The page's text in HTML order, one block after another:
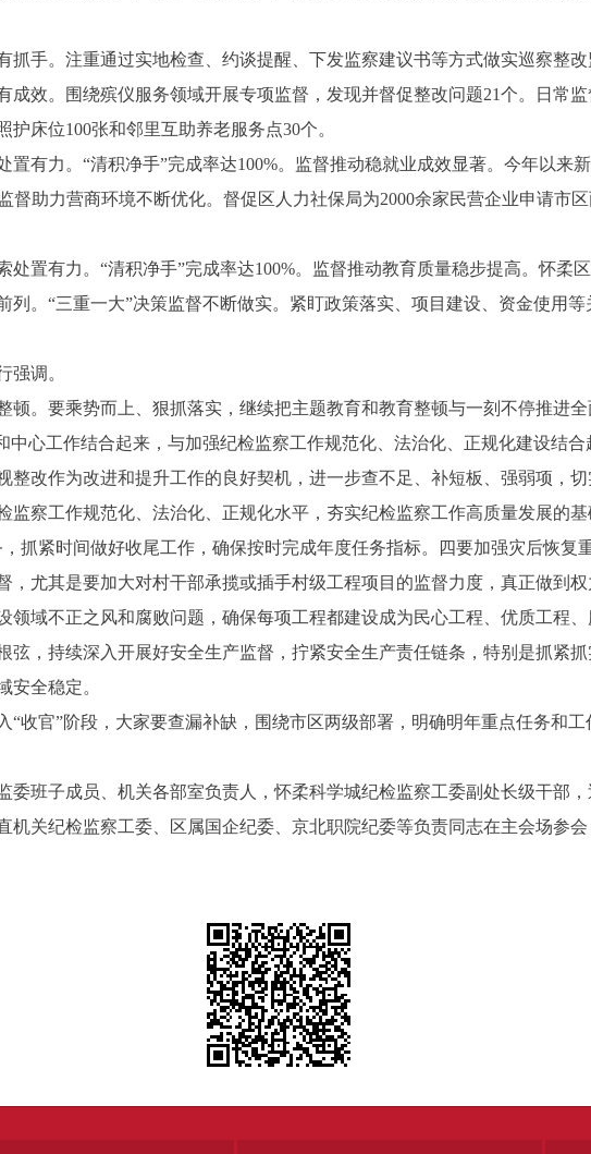
手。注重通过实地检查、约谈提醒、下发监察建议书等方式做实巡察整改
成效。围绕殡仪服务领域开展专项监督，发现并督促整改问题21个。日常
护床位100张和邻里互助养老服务点30个。
力。“清积净手”完成率达100%。监督推动稳就业成效显著。今年以来
督助力营商环境不断优化。督促区人力社保局为2000余家民营企业申请市
有力。“清积净手”完成率达100%。监督推动教育质量稳步提高。怀柔
列。“三重一大”决策监督不断做实。紧盯政策落实、项目建设、资金使用
调。
。要乘势而上、狠抓落实，继续把主题教育和教育整顿与一刻不停推进全
中心工作结合起来，与加强纪检监察工作规范化、法治化、正规化建设结合
整改作为改进和提升工作的良好契机，进一步查不足、补短板、强弱项，
监察工作规范化、法治化、正规化水平，夯实纪检监察工作高质量发展的
抓紧时间做好收尾工作，确保按时完成年度任务指标。四要加强灾后恢复
，尤其是要加大对村干部承揽或插手村级工程项目的监督力度，真正做到
领域不正之风和腐败问题，确保每项工程都建设成为民心工程、优质工程
弦，持续深入开展好安全生产监督，拧紧安全生产责任链条，特别是抓紧
安全稳定。
官”阶段，大家要查漏补缺，围绕市区两级部署，明确明年重点任务和工
班子成员、机关各部室负责人，怀柔科学城纪检监察工委副处长级干部，
机关纪检监察工委、区属国企纪委、京北职院纪委等负责同志在主会场参会